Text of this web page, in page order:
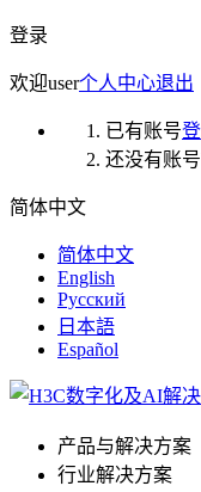
登录
欢迎user个人中心退出
已有账号
还没有账号
简体中文
简体中文
English
Русский
日本語
Español
产品与解决方案
行业解决方案